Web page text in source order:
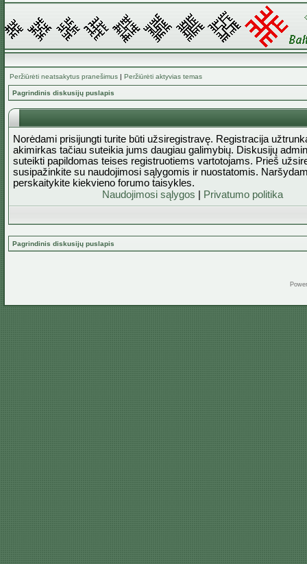
Peržiūrėti neatsakytus pranešimus | Peržiūrėti aktyvias temas
Pagrindinis diskusijų puslapis
Norėdami prisijungti turite būti užsiregistravę. Registracija
akimirkas tačiau suteikia jums daugiau galimybių. Diskusijų
suteikti papildomas teises registruotiems vartotojams. Prieš
susipažinkite su naudojimosi sąlygomis ir nuostatomis.
perskaitykite kiekvieno forumo taisykles.
Naudojimosi sąlygos
Privatumo politika
Pagrindinis diskusijų puslapis